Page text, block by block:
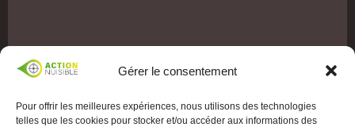
Gérer le consentement
Pour offrir les meilleures expériences, nous utilisons des technologies
telles que les cookies pour stocker et/ou accéder aux informations des